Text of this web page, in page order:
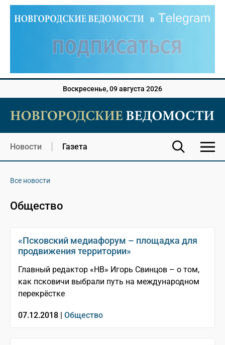
Воскресенье, 09 августа 2026
Новости Газета
Все новости
Общество
«Псковский медиафорум – площадка для
продвижения территории»
Главный редактор «НВ» Игорь Свинцов – о том,
как псковичи выбрали путь на международном
перекрёстке
07.12.2018 | Общество